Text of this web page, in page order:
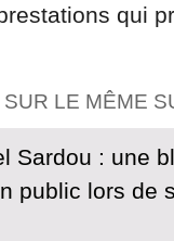
qui
SUR LE MÊME
Sardou : une
public lors de